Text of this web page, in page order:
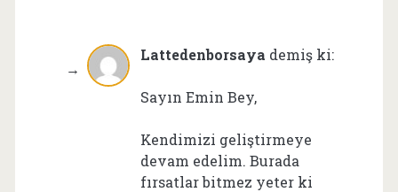
Lattedenborsaya demiş ki:
Sayın Emin Bey,
Kendimizi geliştirmeye
devam edelim. Burada
fırsatlar bitmez yeter ki